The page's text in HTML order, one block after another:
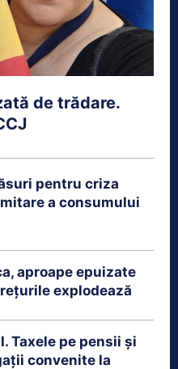
de trădare.
pentru criza
a consumului
aproape epuizate
explodează
Taxele pe pensii și
convenite la